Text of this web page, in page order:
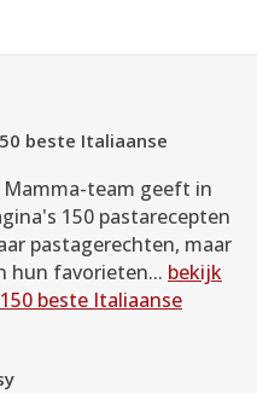
beste Italiaanse
team geeft in
150 pastarecepten
pastagerechten, maar
hun favorieten... bekijk
beste Italiaanse